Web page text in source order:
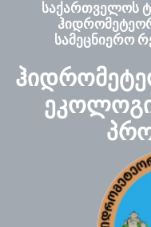
საქართველოს
სამეცნიერო